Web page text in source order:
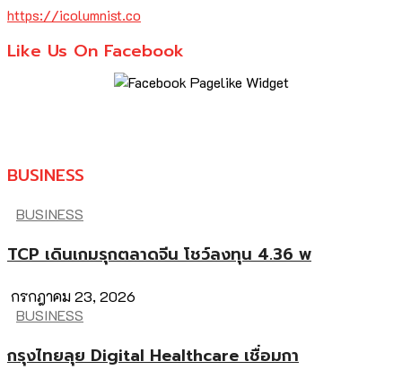
https://icolumnist.co
Like Us On Facebook
BUSINESS
BUSINESS
TCP เดินเกมรุกตลาดจีน โชว์ลงทุน 4.36 พ
กรกฎาคม 23, 2026
BUSINESS
กรุงไทยลุย Digital Healthcare เชื่อมกา